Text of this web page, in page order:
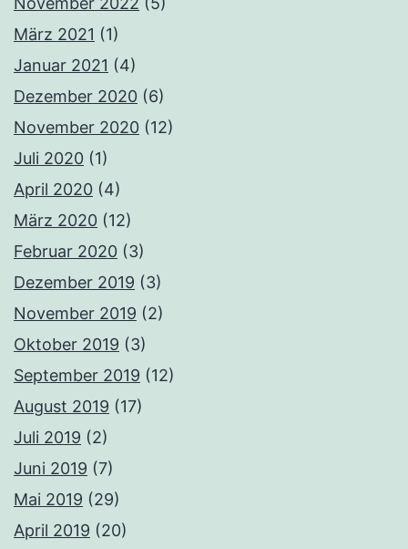
März 2021 (1)
Januar 2021 (4)
Dezember 2020 (6)
November 2020 (12)
Juli 2020 (1)
April 2020 (4)
März 2020 (12)
Februar 2020 (3)
Dezember 2019 (3)
November 2019 (2)
Oktober 2019 (3)
September 2019 (12)
August 2019 (17)
Juli 2019 (2)
Juni 2019 (7)
Mai 2019 (29)
April 2019 (20)